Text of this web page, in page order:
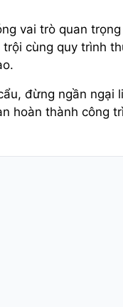
vai trò quan
cùng quy trình
đừng ngần ngại
hoàn thành công